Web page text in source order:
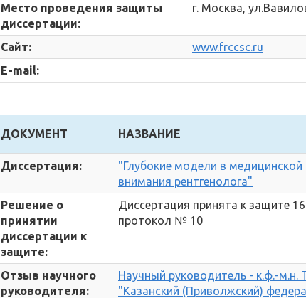
Место проведения защиты
диссертации:
г. Москва,
Сайт:
www.frccsc.ru
E-mail:
ДОКУМЕНТ НАЗВАНИЕ
Диссертация:
"Глубокие модели в медицинской
внимания рентгенолога"
Решение о
принятии
диссертации к
защите:
Диссертация принята к защите 16
протокол № 10
Отзыв научного
руководителя:
Научный руководитель - к.ф.-
"Казанский (Приволжский)